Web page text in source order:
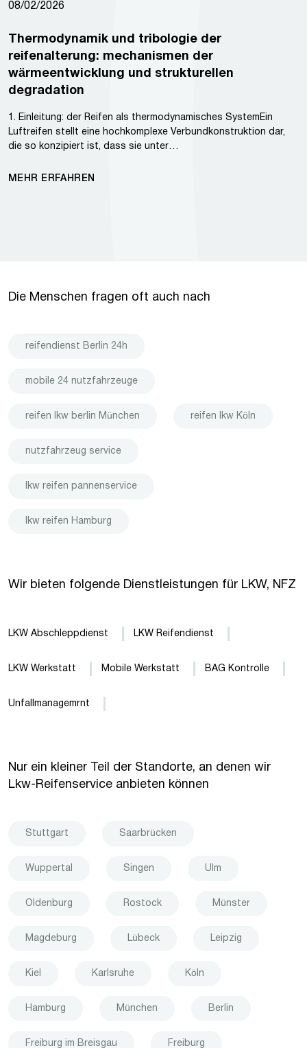
08/02/2026
Thermodynamik und tribologie der
reifenalterung: mechanismen der
wärmeentwicklung und strukturellen
degradation
1. Einleitung: der Reifen als thermodynamisches SystemEin
Luftreifen stellt eine hochkomplexe Verbundkonstruktion dar,
die so konzipiert ist, dass sie unter…
MEHR ERFAHREN
Die Menschen fragen oft auch nach
reifendienst Berlin 24h
mobile 24 nutzfahrzeuge
reifen lkw berlin München reifen lkw Köln
nutzfahrzeug service
lkw reifen pannenservice
lkw reifen Hamburg
Wir bieten folgende Dienstleistungen für LKW, NFZ
LKW Abschleppdienst LKW Reifendienst
LKW Werkstatt Mobile Werkstatt BAG Kontrolle
Unfallmanagemrnt
Nur ein kleiner Teil der Standorte, an denen wir
Lkw-Reifenservice anbieten können
Stuttgart Saarbrücken
Wuppertal Singen Ulm
Oldenburg Rostock Münster
Magdeburg Lübeck Leipzig
Kiel Karlsruhe Köln
Hamburg München Berlin
Freiburg im Breisgau Freiburg